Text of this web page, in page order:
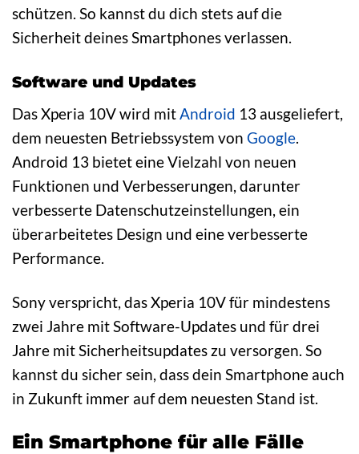
schützen. So kannst du dich stets auf die
Sicherheit deines Smartphones verlassen.
Software und Updates
Das Xperia 10V wird mit Android 13 ausgeliefert,
dem neuesten Betriebssystem von Google
Android 13 bietet eine Vielzahl von neuen
Funktionen und Verbesserungen, darunter
verbesserte Datenschutzeinstellungen, ein
überarbeitetes Design und eine verbesserte
Performance.
Sony verspricht, das Xperia 10V für mindestens
zwei Jahre mit Software-Updates und für drei
Jahre mit Sicherheitsupdates zu versorgen. So
kannst du sicher sein, dass dein Smartphone auch
in Zukunft immer auf dem neuesten Stand ist.
Ein Smartphone für alle Fälle